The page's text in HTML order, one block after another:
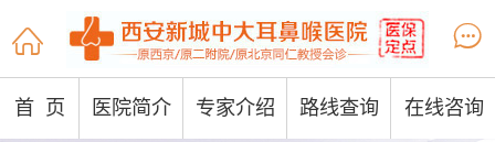
 
首 页 医院简介 专家介绍 路线查询 在线咨询